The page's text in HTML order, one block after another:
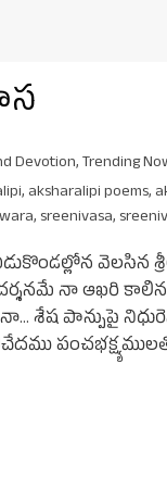
Devotion,Trending
, aksharalipi poems,
, sreenivasa,
వెలసిన
నా ఆఖరి
శేష పాన్పుపై